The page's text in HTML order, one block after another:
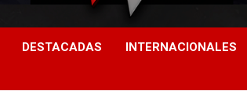
DESTACADAS INTERNACIONALES